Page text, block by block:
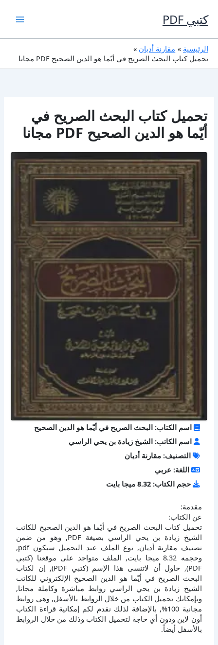
إلى
المحتوى
كتبي PDF
الرئيسية
مقارنة أديان
تحميل كتاب البحث الصريح في أيّما هو الدين الصحيح PDF مجانا
تحميل كتاب البحث الصريح في
أيّما هو الدين الصحيح PDF مجانا
اسم الكتاب: البحث الصريح في أيّما هو الدين الصحيح
اسم الكاتب: الشيخ زيادة بن يحي الراسي
التصنيف: مقارنة أديان
اللغة: عربي
حجم الكتاب: 8.32 ميجا بايت
مقدمة:
عن الكتاب:
تحميل كتاب البحث الصريح في أيّما هو الدين الصحيح للكاتب
الشيخ زيادة بن يحي الراسي بصيغة PDF, وهو من ضمن
تصنيف مقارنة أديان, نوع الملف عند التحميل سيكون pdf,
وحجمه 8.32 ميجا بايت, الملف متواجد على موقعنا (كتبي
PDF), حاول أن لاتنسى هذا الإسم (كتبي PDF), إن لكتاب
البحث الصريح في أيّما هو الدين الصحيح الإلكتروني للكاتب
الشيخ زيادة بن يحي الراسي روابط مباشرة وكاملة مجانا,
وبإمكانك تحميل الكتاب من خلال الروابط بالأسفل, وهي روابط
مجانية 100%, بالإضافة لذلك نقدم لكم إمكانية قراءة الكتاب
أون لاين ودون أي حاجة لتحميل الكتاب وذلك من خلال الروابط
بالأسفل أيضاً.